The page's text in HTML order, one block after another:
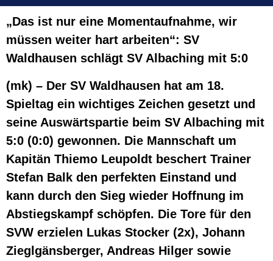
„Das ist nur eine Momentaufnahme, wir
müssen weiter hart arbeiten“: SV
Waldhausen schlägt SV Albaching mit 5:0
(mk) – Der SV Waldhausen hat am 18.
Spieltag ein wichtiges Zeichen gesetzt und
seine Auswärtspartie beim SV Albaching mit
5:0 (0:0) gewonnen. Die Mannschaft um
Kapitän Thiemo Leupoldt beschert Trainer
Stefan Balk den perfekten Einstand und
kann durch den Sieg wieder Hoffnung im
Abstiegskampf schöpfen. Die Tore für den
SVW erzielen Lukas Stocker (2x), Johann
Zieglgänsberger, Andreas Hilger sowie